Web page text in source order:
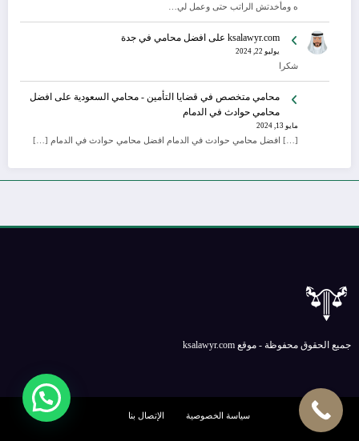
ه ومأخدتش الراتب حتى وعمل لي…
ksalawyr.com على افضل محامي في جدة
يوليو 22, 2024
شكرا
محامي متخصص في قضايا التأمين - محامي السعودية على افضل
محامي حوادث في الدمام
مايو 13, 2024
[…] افضل محامي حوادث في الدمام افضل محامي حوادث في الدمام […]
جميع الحقوق محفوظة - موقع ksalawyr.com
سياسة الخصوصية الإتصال بنا